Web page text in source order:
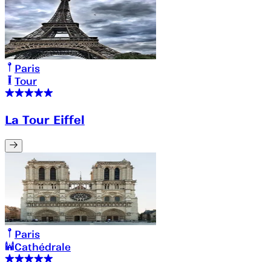
Paris
Tour
La Tour Eiffel
Paris
Cathédrale